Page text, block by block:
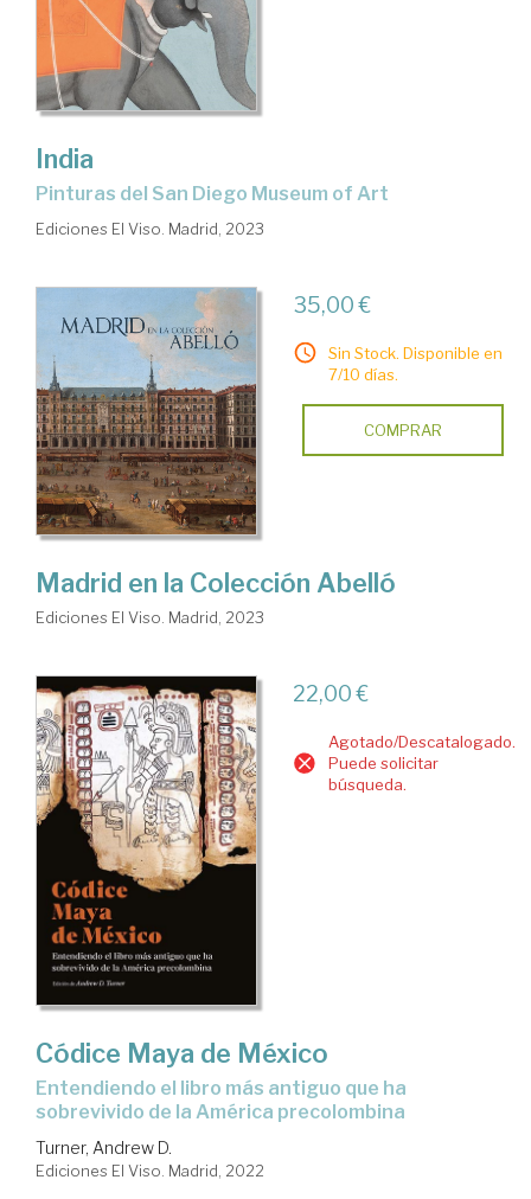
India
Pinturas del San Diego Museum of Art
Ediciones El Viso. Madrid, 2023
35,00 €
Sin Stock. Disponible en
7/10 días.
COMPRAR
Madrid en la Colección Abelló
Ediciones El Viso. Madrid, 2023
22,00 €
Agotado/Descatalogado.
Puede solicitar
búsqueda.
Códice Maya de México
entendiendo el libro más antiguo que ha
sobrevivido de la América precolombina
Turner, Andrew D.
Ediciones El Viso. Madrid, 2022